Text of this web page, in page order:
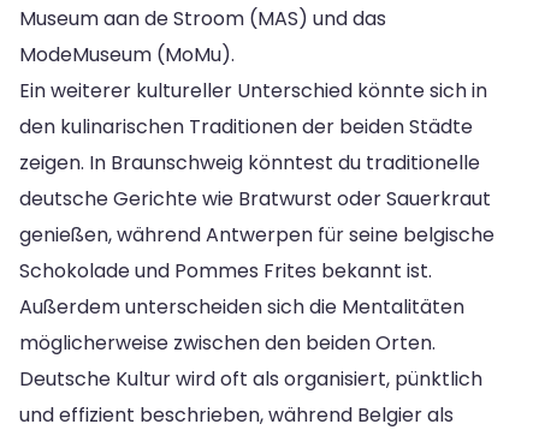
Museum aan de Stroom (MAS) und das
ModeMuseum (MoMu).
Ein weiterer kultureller Unterschied könnte sich in
den kulinarischen Traditionen der beiden Städte
zeigen. In Braunschweig könntest du traditionelle
deutsche Gerichte wie Bratwurst oder Sauerkraut
genießen, während Antwerpen für seine belgische
Schokolade und Pommes Frites bekannt ist.
Außerdem unterscheiden sich die Mentalitäten
möglicherweise zwischen den beiden Orten.
Deutsche Kultur wird oft als organisiert, pünktlich
und effizient beschrieben, während Belgier als